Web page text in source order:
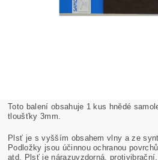
Toto balení obsahuje 1 kus hnědé
tloušťky 3mm.
Plsť je s vyšším obsahem vlny a ze
Podložky jsou účinnou ochranou
atd. Plsť je nárazuvzdorná,